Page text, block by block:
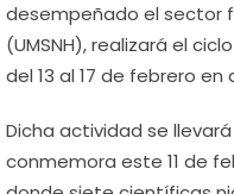
desempeñado el sector
(UMSNH), realizará el
del 13 al 17 de febrero
Dicha actividad se
conmemora este 11 de